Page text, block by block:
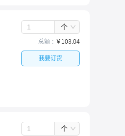
个
总额 ￥ 103.04
我要订货
个